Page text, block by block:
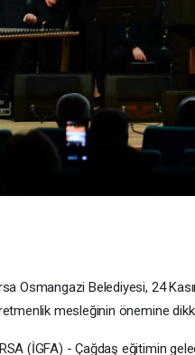
Osmangazi Belediyesi, 24
mesleğinin önemine
(İGFA) - Çağdaş eğitimin